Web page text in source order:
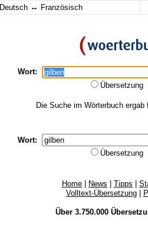
Deutsch ↔ Französisch
Wort:
Übersetzung
Die Suche im Wörterbuch
Wort:
Übersetzung
Home News Tipps
Volltext-Übersetzung
Über 3.750.000